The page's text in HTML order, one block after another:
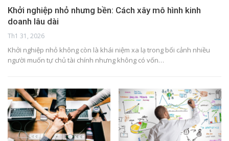
Khởi nghiệp nhỏ nhưng bền: Cách xây mô hình kinh
doanh lâu dài
Th1 31, 2026
Khởi nghiệp nhỏ không còn là khái niệm xa lạ trong bối cảnh nhiều
người muốn tự chủ tài chính nhưng không có vốn…